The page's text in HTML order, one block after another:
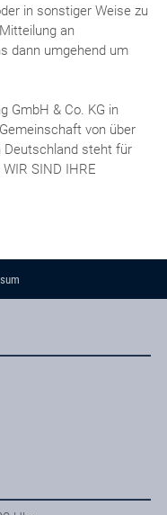
in sonstiger Weise zu
an
dann umgehend um
GmbH & Co. KG in
von über
Deutschland steht für
SIND IHRE